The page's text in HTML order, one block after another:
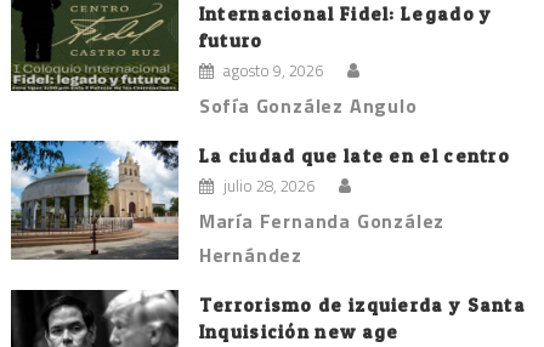
Internacional Fidel: Legado y
futuro
agosto 9, 2026
Sofía González Angulo
La ciudad que late en el centro
julio 28, 2026
María Fernanda González
Hernández
Terrorismo de izquierda y Santa
Inquisición new age